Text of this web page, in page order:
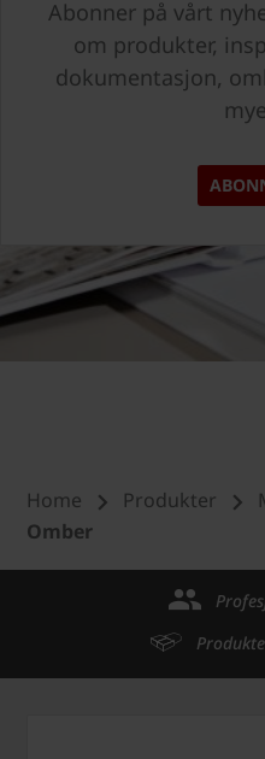
Abonner på vårt
om produkter,
dokumentasjon,
Home Produkter
Omber